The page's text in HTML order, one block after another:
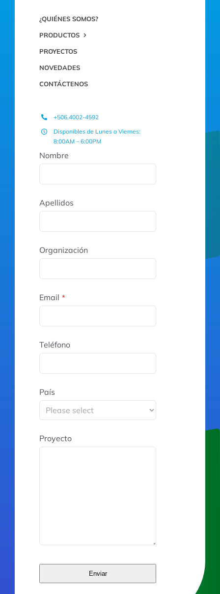
¿QUIÉNES SOMOS?
PRODUCTOS
PROYECTOS
NOVEDADES
CONTÁCTENOS
+506.4002-4592
Disponibles de Lunes a Viernes:
8:00AM – 6:00PM
Nombre
Apellidos
Organización
Email *
Teléfono
País
Proyecto
Enviar